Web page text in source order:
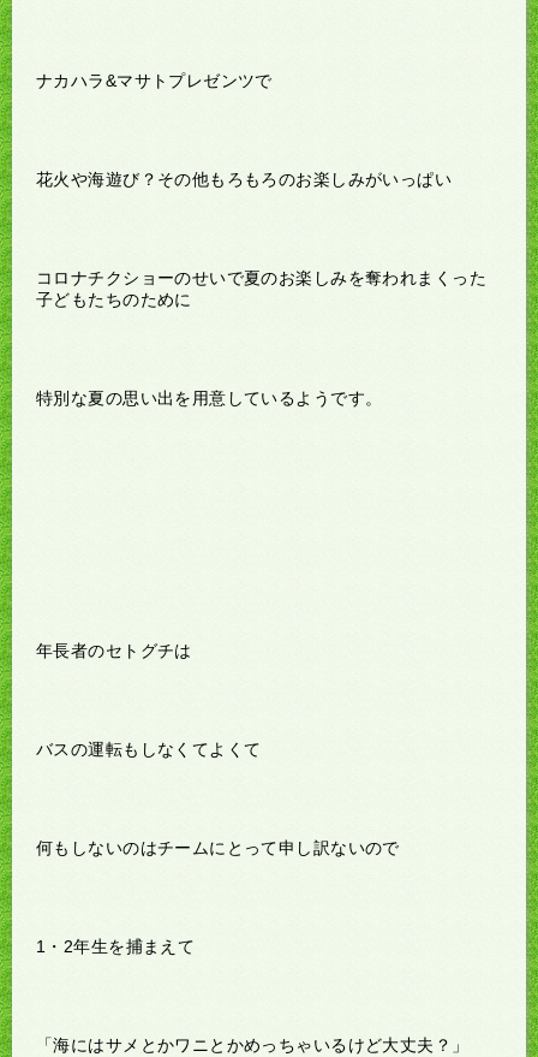
ナカハラ&マサトプレゼンツで
花火や海遊び？その他もろもろのお楽しみがいっぱい
コロナチクショーのせいで夏のお楽しみを奪われまくった
子どもたちのために
特別な夏の思い出を用意しているようです。
年長者のセトグチは
バスの運転もしなくてよくて
何もしないのはチームにとって申し訳ないので
1・2年生を捕まえて
「海にはサメとかワニとかめっちゃいるけど大丈夫？」